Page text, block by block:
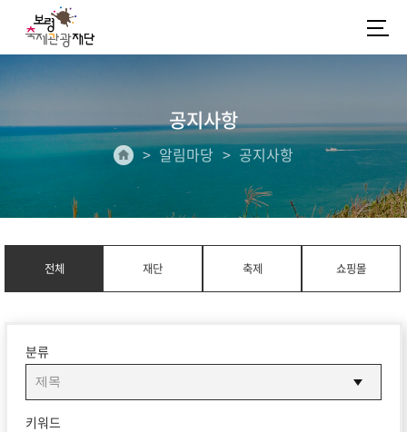
공지사항
알림마당 공지사항
전체 재단 축제 쇼핑몰
분류
키워드